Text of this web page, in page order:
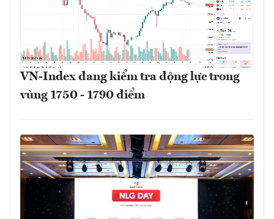
VN-Index đang kiểm tra động lực trong
vùng 1750 - 1790 điểm